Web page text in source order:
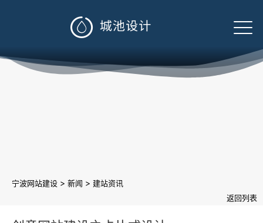

宁波网站建设 > 新闻 > 建站资讯
返回列表